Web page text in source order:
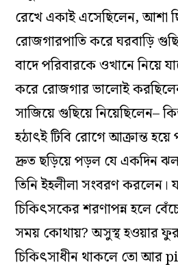
রেখে একাই এসেছিলেন, আশা
রোজগারপাতি করে ঘরবাড়ি
বাদে পরিবারকে ওখানে নিয়ে
করে রোজগার ভালোই
সাজিয়ে গুছিয়ে নিয়েছিলেন–
হঠাৎই টিবি রোগে আক্রান্ত
দ্রুত ছড়িয়ে পড়ল যে একদিন
তিনি ইহলীলা সংবরণ করলেন।
চিকিৎসকের শরণাপন্ন হলে
সময় কোথায়? অসুস্থ হওয়ার
চিকিৎসাধীন থাকলে তো